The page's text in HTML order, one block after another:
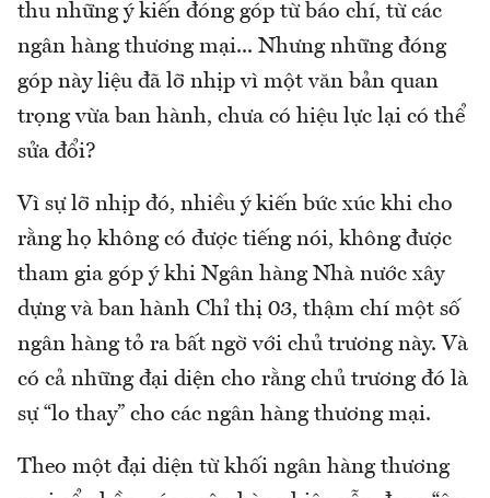
thu những ý kiến đóng góp từ báo chí, từ các
ngân hàng thương mại... Nhưng những đóng
góp này liệu đã lỡ nhịp vì một văn bản quan
trọng vừa ban hành, chưa có hiệu lực lại có thể
sửa đổi?
Vì sự lỡ nhịp đó, nhiều ý kiến bức xúc khi cho
rằng họ không có được tiếng nói, không được
tham gia góp ý khi Ngân hàng Nhà nước xây
dựng và ban hành Chỉ thị 03, thậm chí một số
ngân hàng tỏ ra bất ngờ với chủ trương này. Và
có cả những đại diện cho rằng chủ trương đó là
sự “lo thay” cho các ngân hàng thương mại.
Theo một đại diện từ khối ngân hàng thương